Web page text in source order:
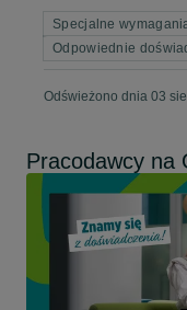
Specjalne
Odpowiednie
Odświeżono dnia 03
Pracodawcy na